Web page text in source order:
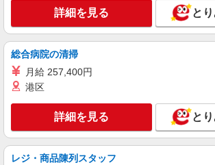
詳細を見る と
総合病院の清掃
月給 257,400円
港区
詳細を見る と
レジ・商品陳列スタッフ